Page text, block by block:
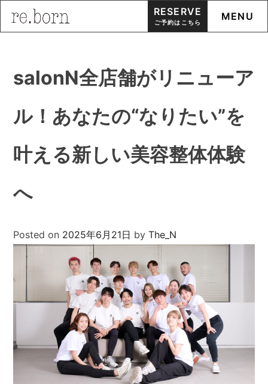
content
RESERVE
ご予約はこちら MENU
salonN全店舗がリニューア
ル！あなたの“なりたい”を
叶える新しい美容整体体験
へ
Posted on 2025年6月21日 byThe_N